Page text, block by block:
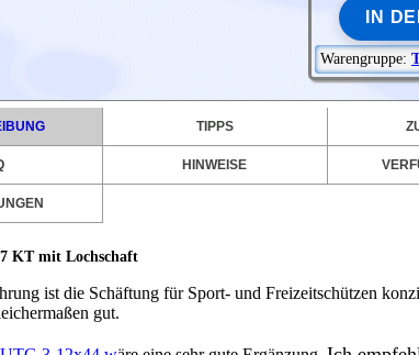
IN
Warengruppe:
TIPPS
HINWEISE
KT mit Lochschaft
ist die Schäftung für Sport- und Freizeitschützen
gut.